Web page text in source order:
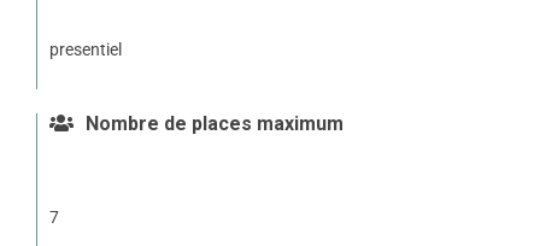
presentiel
Nombre de places maximum
7